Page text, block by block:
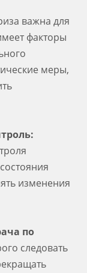
важна для
факторы
меры,
изменения
по
следовать